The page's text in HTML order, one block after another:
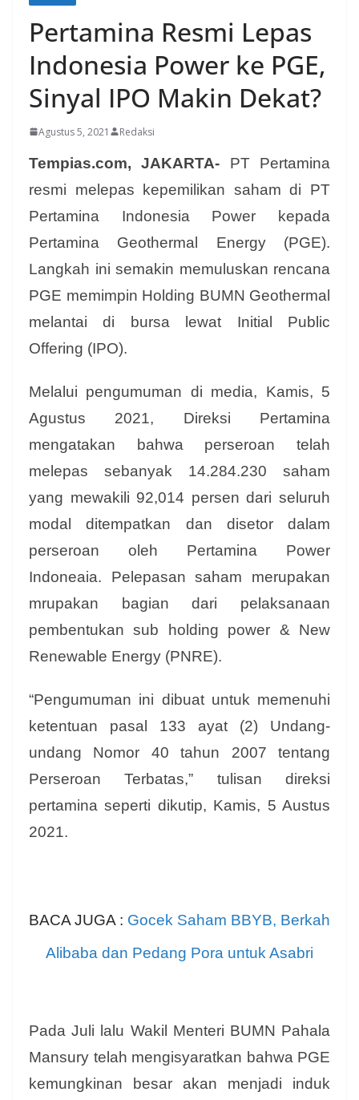
Pertamina Resmi Lepas
Indonesia Power ke PGE,
Sinyal IPO Makin Dekat?
Agustus 5, 2021 Redaksi
Tempias.com, JAKARTA- PT Pertamina
resmi melepas kepemilikan saham di PT
Pertamina Indonesia Power kepada
Pertamina Geothermal Energy (PGE).
Langkah ini semakin memuluskan rencana
PGE memimpin Holding BUMN Geothermal
melantai di bursa lewat Initial Public
Offering (IPO).
Melalui pengumuman di media, Kamis, 5
Agustus 2021, Direksi Pertamina
mengatakan bahwa perseroan telah
melepas sebanyak 14.284.230 saham
yang mewakili 92,014 persen dari seluruh
modal ditempatkan dan disetor dalam
perseroan oleh Pertamina Power
Indoneaia. Pelepasan saham merupakan
mrupakan bagian dari pelaksanaan
pembentukan sub holding power & New
Renewable Energy (PNRE).
“Pengumuman ini dibuat untuk memenuhi
ketentuan pasal 133 ayat (2) Undang-
undang Nomor 40 tahun 2007 tentang
Perseroan Terbatas,” tulisan direksi
pertamina seperti dikutip, Kamis, 5 Austus
2021.
BACA JUGA : Gocek Saham BBYB, Berkah
Alibaba dan Pedang Pora untuk Asabri
Pada Juli lalu Wakil Menteri BUMN Pahala
Mansury telah mengisyaratkan bahwa PGE
kemungkinan besar akan menjadi induk